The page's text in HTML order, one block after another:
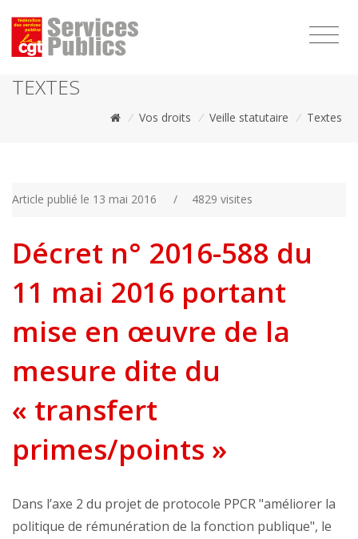
TEXTES
/ Vos droits / Veille statutaire / Textes
Article publié le 13 mai 2016 / 4829 visites
Décret n° 2016-588 du
11 mai 2016 portant
mise en œuvre de la
mesure dite du
« transfert
primes/points »
Dans l’axe 2 du projet de protocole PPCR "améliorer la
politique de rémunération de la fonction publique", le